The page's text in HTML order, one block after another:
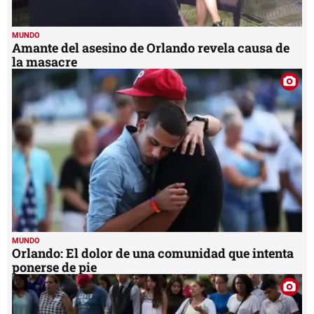
MUNDO
Amante del asesino de Orlando revela causa de
la masacre
MUNDO
Orlando: El dolor de una comunidad que intenta
ponerse de pie